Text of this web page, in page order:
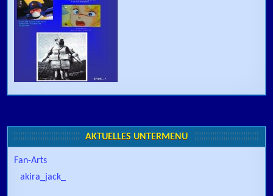
AKTUELLES UNTERMENÜ
Fan-Arts
akira_jack_